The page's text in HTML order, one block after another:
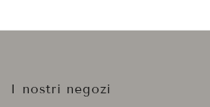
I nostri negozi